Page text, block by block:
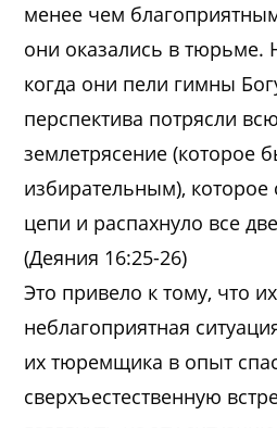
менее чем
они оказались в тюрьме.
когда они пели гимны
перспектива потрясли
землетрясение (которое
избирательным), которое
цепи и распахнуло все
(Деяния 16:25-26)
Это привело к тому, что
неблагоприятная
их тюремщика в опыт
сверхъестественную